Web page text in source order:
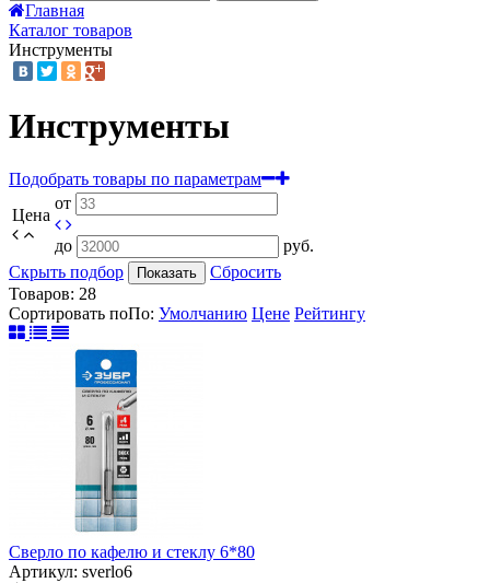
Главная
Каталог товаров
Инструменты
Инструменты
Подобрать товары по параметрам
Цена
от
до
руб.
Скрыть подбор
Показать
Сбросить
Товаров: 28
Сортировать поПо: Умолчанию Цене Рейтингу
Сверло по кафелю и стеклу 6*80
Артикул: sverlo6